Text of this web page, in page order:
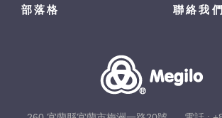
部落格 聯絡我們